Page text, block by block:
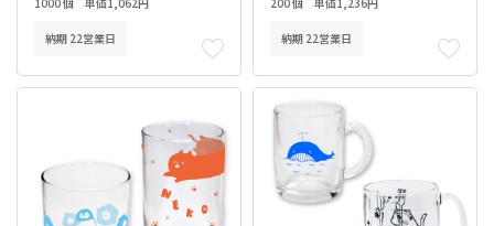
納期 22営業日 納期 22営業日